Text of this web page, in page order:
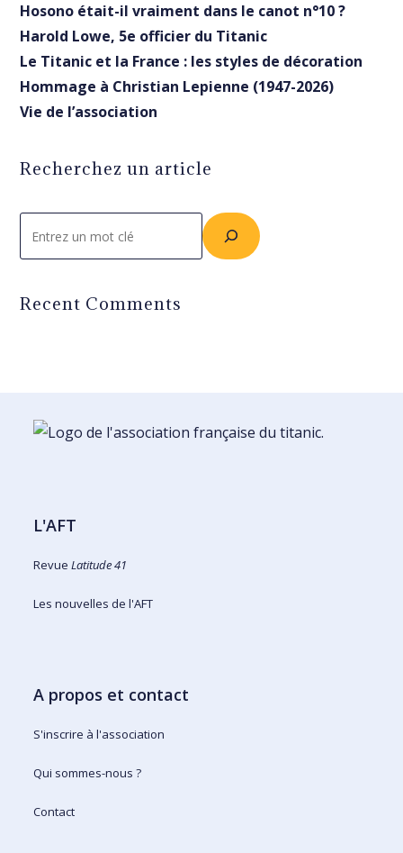
Hosono était-il vraiment dans le canot n°10 ?
Harold Lowe, 5e officier du Titanic
Le Titanic et la France : les styles de décoration
Hommage à Christian Lepienne (1947-2026)
Vie de l’association
Recherchez un article
Recent Comments
L'AFT
RevueLatitude 41
Les nouvelles de l'AFT
A propos et contact
S'inscrire à l'association
Qui sommes-nous ?
Contact